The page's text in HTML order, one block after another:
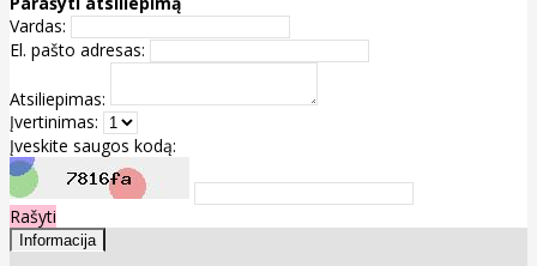
Vardas:
El. pašto adresas:
Atsiliepimas:
Įvertinimas:
Įveskite saugos kodą:
Rašyti
Informacija